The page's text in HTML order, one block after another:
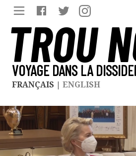
TROU
VOYAGE DANS LA
FRANÇAIS | ENGLISH